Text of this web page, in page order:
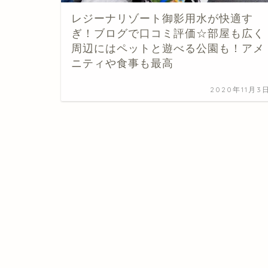
レジーナリゾート御影用水が快適す
ぎ！ブログで口コミ評価☆部屋も広く
周辺にはペットと遊べる公園も！アメ
ニティや食事も最高
2020年11月3